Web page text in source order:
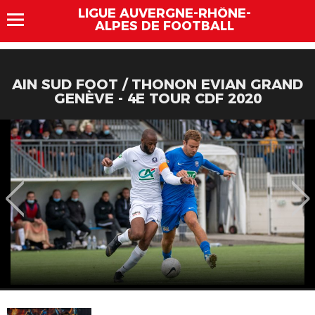
LIGUE AUVERGNE-RHÔNE-
ALPES DE FOOTBALL
AIN SUD FOOT / THONON EVIAN GRAND
GENÈVE - 4E TOUR CDF 2020